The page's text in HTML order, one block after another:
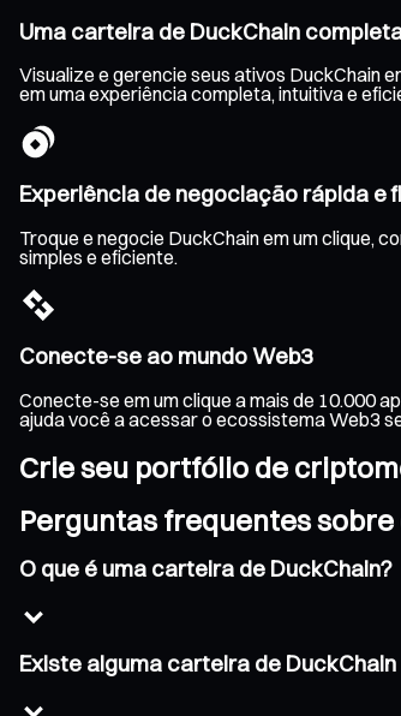
Uma carteira de DuckChain
Visualize e gerencie seus ativos DuckChain
em uma experiência completa, intuitiva e
Experiência de negociação rápida e
Troque e negocie DuckChain em um clique,
simples e eficiente.
Conecte-se ao mundo Web3
Conecte-se em um clique a mais de 10.000
ajuda você a acessar o ecossistema Web3
Crie seu portfólio de
Perguntas frequentes
O que é uma carteira de DuckChain?
Existe alguma carteira de